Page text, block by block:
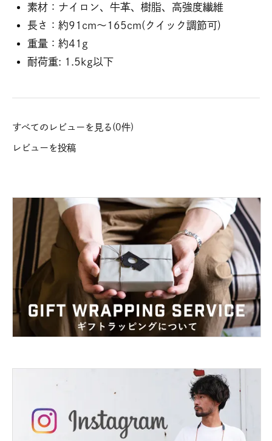
素材：ナイロン、牛革、樹脂、高強度繊維
長さ：約91cm～165cm(クイック調節可)
重量：約41g
耐荷重: 1.5kg以下
すべてのレビューを見る(0件)
レビューを投稿